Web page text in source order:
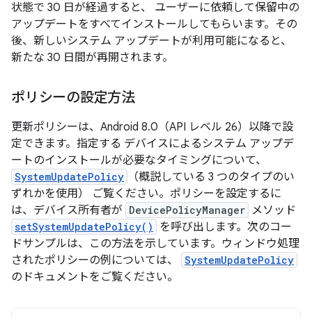
状態で 30 日が経過すると、 ユーザーに依頼して保留中の
アップデートをすべてインストールしてもらいます。その
後、新しいシステム アップデートが利用可能になると、
新たな 30 日間が再開されます。
ポリシーの設定方法
更新ポリシーは、Android 8.0（API レベル 26）以降で設
定できます。指定する デバイスによるシステム アップデ
ートのインストールが必要なタイミングについて、
SystemUpdatePolicy
（概説している 3 つのタイプのい
ずれかを使用） ご覧ください。ポリシーを設定するに
は、デバイス所有者が DevicePolicyManager メソッド
setSystemUpdatePolicy()
を呼び出します。次のコー
ドサンプルは、この方法を示しています。ウィンドウ処理
されたポリシーの例については、
SystemUpdatePolicy
のドキュメントをご覧ください。